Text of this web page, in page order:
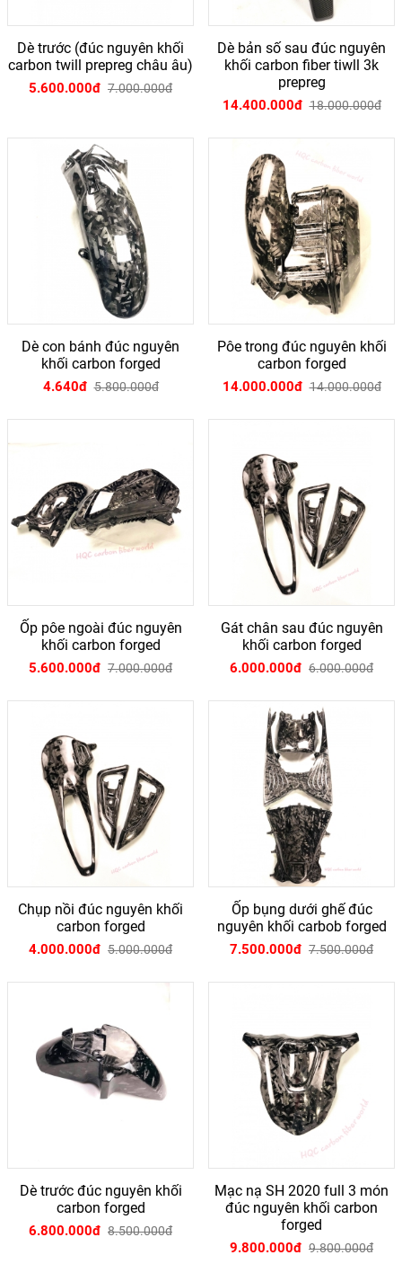
Dè trước (đúc nguyên khối
carbon twill prepreg châu âu)
5.600.000đ 7.000.000đ
Dè bản số sau đúc nguyên
khối carbon fiber tiwll 3k
prepreg
14.400.000đ 18.000.000đ
Dè con bánh đúc nguyên
khối carbon forged
4.640đ 5.800.000đ
Pôe trong đúc nguyên khối
carbon forged
14.000.000đ 14.000.000đ
Ốp pôe ngoài đúc nguyên
khối carbon forged
5.600.000đ 7.000.000đ
Gát chân sau đúc nguyên
khối carbon forged
6.000.000đ 6.000.000đ
Chụp nồi đúc nguyên khối
carbon forged
4.000.000đ 5.000.000đ
Ốp bụng dưới ghế đúc
nguyên khối carbob forged
7.500.000đ 7.500.000đ
Dè trước đúc nguyên khối
carbon forged
6.800.000đ 8.500.000đ
Mạc nạ SH 2020 full 3 món
đúc nguyên khối carbon
forged
9.800.000đ 9.800.000đ